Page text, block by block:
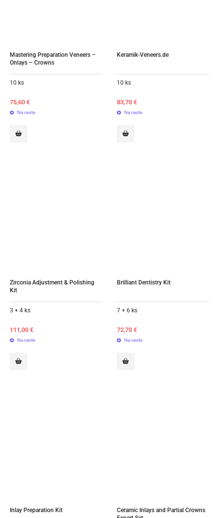
Mastering Preparation Veneers –
Onlays – Crowns
10 ks
75,60 €
Na ceste
Keramik-Veneers.de
10 ks
83,70 €
Na ceste
Zirconia Adjustment & Polishing
Kit
3 + 4 ks
111,00 €
Na ceste
Brilliant Dentistry Kit
7 + 6 ks
72,70 €
Na ceste
Inlay Preparation Kit
Ceramic Inlays and Partial Crowns